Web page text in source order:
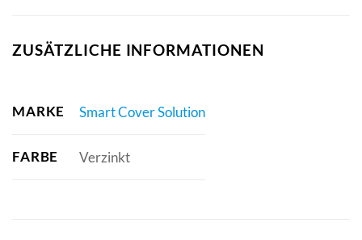
ZUSÄTZLICHE INFORMATIONEN
MARKE Smart Cover Solution
FARBE Verzinkt